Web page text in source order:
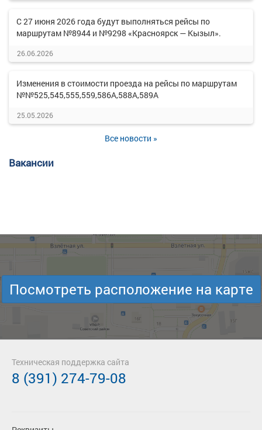
С 27 июня 2026 года будут выполняться рейсы по
маршрутам №8944 и №9298 «Красноярск — Кызыл».
26.06.2026
Изменения в стоимости проезда на рейсы по маршрутам
№№525,545,555,559,586А,588А,589А
25.05.2026
Все новости »
Вакансии
Посмотреть расположение на карте
Техническая поддержка сайта
8 (391) 274-79-08